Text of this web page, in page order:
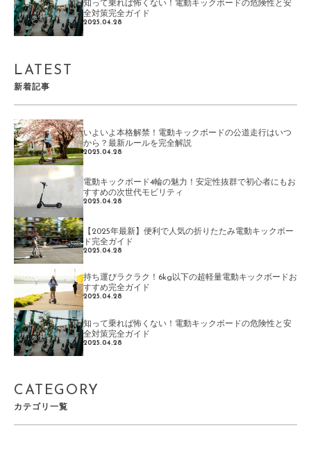
知って乗れば怖くない！電動キックボードの危険性と安
全対策完全ガイド
2025.04.28
LATEST
新着記事
いよいよ本格解禁！電動キックボードの公道走行はいつ
から？最新ルールを完全解説
2025.04.28
電動キックボード4輪の魅力！安定性抜群で初心者にもお
すすめの次世代モビリティ
2025.04.28
【2025年最新】便利で人気の折りたたみ電動キックボー
ド完全ガイド
2025.04.28
持ち運びラクラク！6kg以下の超軽量電動キックボードお
すすめ完全ガイド
2025.04.28
知って乗れば怖くない！電動キックボードの危険性と安
全対策完全ガイド
2025.04.28
CATEGORY
カテゴリ一覧